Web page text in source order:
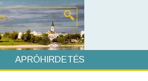
APRÓHIRDETÉS